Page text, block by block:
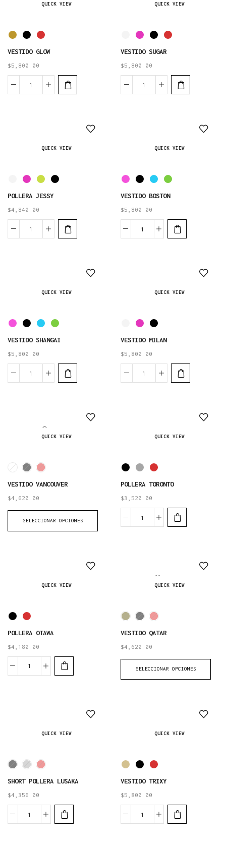
QUICK VIEW
VESTIDO GLOW
$5,800.00
QUICK VIEW
VESTIDO SUGAR
$5,800.00
QUICK VIEW
POLLERA JESSY
$4,840.00
QUICK VIEW
VESTIDO BOSTON
$5,800.00
QUICK VIEW
VESTIDO SHANGAI
$5,800.00
QUICK VIEW
VESTIDO MILAN
$5,800.00
QUICK VIEW
VESTIDO VANCOUVER
$4,620.00
SELECCIONAR OPCIONES
QUICK VIEW
POLLERA TORONTO
$3,520.00
QUICK VIEW
POLLERA OTAWA
$4,180.00
QUICK VIEW
VESTIDO QATAR
$4,620.00
SELECCIONAR OPCIONES
QUICK VIEW
SHORT POLLERA LUSAKA
$4,356.00
QUICK VIEW
VESTIDO TRIXY
$5,800.00